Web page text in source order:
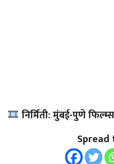
निर्मिती: मुंबई-पुणे
Spread